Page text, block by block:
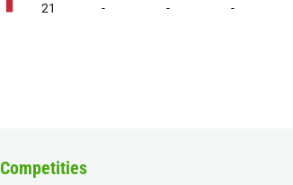
21 - - -
Competities